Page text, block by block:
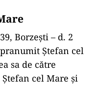
Borzești – d. 2
Ștefan cel
sa de către
cel Mare și